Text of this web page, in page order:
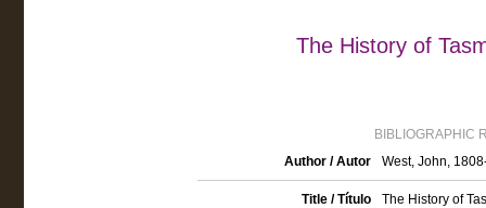
The History of
BIBLIOGRAPHIC
Author / Autor
West, John,
Title / Título The History of